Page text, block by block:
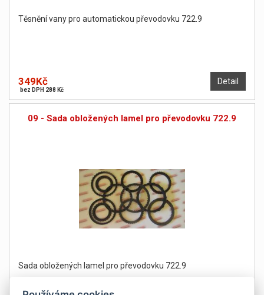
Těsnění vany pro automatickou převodovku 722.9
Detail
349Kč
bez DPH 288 Kč
09 - Sada obložených lamel pro převodovku 722.9
Sada obložených lamel pro převodovku 722.9